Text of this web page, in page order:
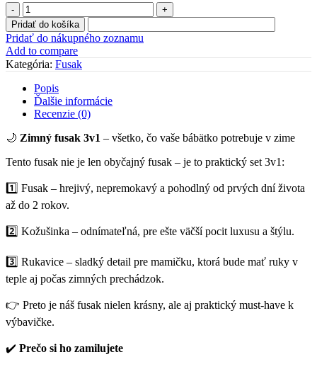
množstvo
Zimný
fusak
3v1
s
rukávnikom
"Zimný
jeleň
Pridať do košíka
Pridať do nákupného zoznamu
Add to compare
Kategória: Fusak
Popis
Ďalšie informácie
Recenzie (0)
🌙 Zimný fusak 3v1 – všetko, čo vaše bábätko potrebuje v zime
Tento fusak nie je len obyčajný fusak – je to praktický set 3v1:
1️⃣ Fusak – hrejivý, nepremokavý a pohodlný od prvých dní života
až do 2 rokov.
2️⃣ Kožušinka – odnímateľná, pre ešte väčší pocit luxusu a štýlu.
3️⃣ Rukavice – sladký detail pre mamičku, ktorá bude mať ruky v
teple aj počas zimných prechádzok.
👉 Preto je náš fusak nielen krásny, ale aj praktický must-have k
výbavičke.
✔️ Prečo si ho zamilujete